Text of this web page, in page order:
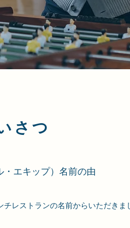
さつ
・エキップ）名前の由
チレストランの名前からいただきま